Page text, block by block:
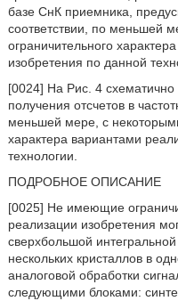
базе СнК приемника,
соответствии, по меньшей
ограничительного
изобретения по данной
[0024] На Рис. 4
получения отсчетов в
меньшей мере, с
характера вариантами
технологии.
ПОДРОБНОЕ ОПИСАНИЕ
[0025] Не имеющие
реализации изобретения
сверхбольшой
нескольких кристаллов в
аналоговой обработки
следующими блоками: